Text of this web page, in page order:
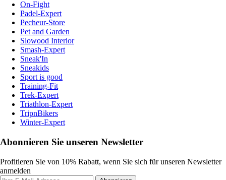
On-Fight
Padel-Expert
Pecheur-Store
Pet and Garden
Slowood Interior
Smash-Expert
Sneak'In
Sneakids
Sport is good
Training-Fit
Trek-Expert
Triathlon-Expert
TripnBikers
Winter-Expert
Abonnieren Sie unseren Newsletter
Profitieren Sie von 10% Rabatt, wenn Sie sich für unseren Newsletter
anmelden